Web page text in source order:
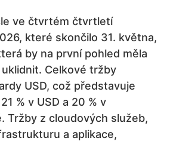
ve čtvrtém čtvrtletí
které skončilo 31. května,
by na první pohled měla
Celkové tržby
USD, což představuje
% v USD a 20 % v
Tržby z cloudových služeb,
a aplikace,